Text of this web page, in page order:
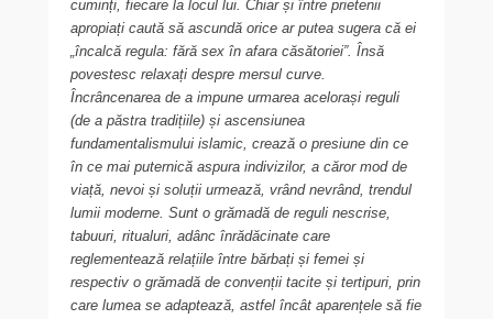
cuminți, fiecare la locul lui. Chiar și între prietenii
apropiați caută să ascundă orice ar putea sugera că ei
„încalcă regula: fără sex în afara căsătoriei”. Însă
povestesc relaxați despre mersul curve.
Încrâncenarea de a impune urmarea acelorași reguli
(de a păstra tradițiile) și ascensiunea
fundamentalismului islamic, crează o presiune din ce
în ce mai puternică aspura indivizilor, a căror mod de
viață, nevoi și soluții urmează, vrând nevrând, trendul
lumii moderne. Sunt o grămadă de reguli nescrise,
tabuuri, ritualuri, adânc înrădăcinate care
reglementează relațiile între bărbați și femei și
respectiv o grămadă de convenții tacite și tertipuri, prin
care lumea se adaptează, astfel încât aparențele să fie